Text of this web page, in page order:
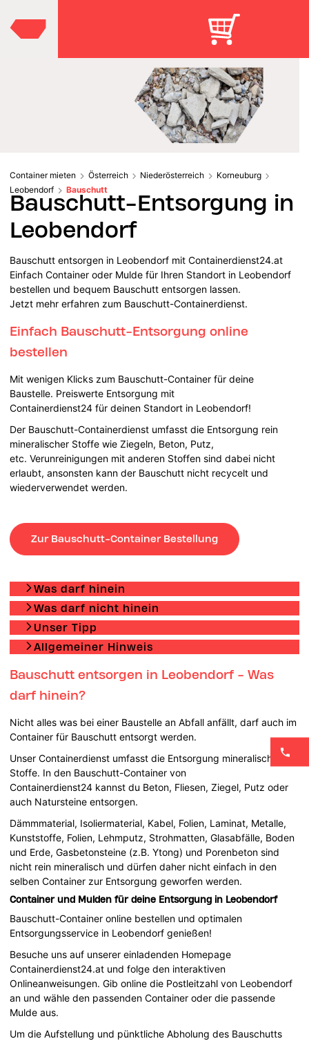
Container mieten Österreich Niederösterreich
Korneuburg
Leobendorf
Bauschutt
Bauschutt-Entsorgung in
Leobendorf
Bauschutt entsorgen in Leobendorf mit Containerdienst24.at
Einfach Container oder Mulde für Ihren Standort in Leobendorf
bestellen und bequem Bauschutt entsorgen lassen.
Jetzt mehr erfahren zum Bauschutt-Containerdienst.
Einfach Bauschutt-Entsorgung online
bestellen
Mit wenigen Klicks zum Bauschutt-Container für deine
Baustelle. Preiswerte Entsorgung mit
Containerdienst24 für deinen Standort in Leobendorf!
Der Bauschutt-Containerdienst umfasst die Entsorgung rein
mineralischer Stoffe wie Ziegeln, Beton, Putz,
etc. Verunreinigungen mit anderen Stoffen sind dabei nicht
erlaubt, ansonsten kann der Bauschutt nicht recycelt und
wiederverwendet werden.
Zur Bauschutt-Container Bestellung
Was darf hinein
Was darf nicht hinein
Unser Tipp
Allgemeiner Hinweis
Bauschutt entsorgen in Leobendorf - Was
darf hinein?
Nicht alles was bei einer Baustelle an Abfall anfällt, darf auch im
Container für Bauschutt entsorgt werden.
Unser Containerdienst umfasst die Entsorgung mineralischer
Stoffe. In den Bauschutt-Container von
Containerdienst24 kannst du Beton, Fliesen, Ziegel, Putz oder
auch Natursteine entsorgen.
Dämmmaterial, Isoliermaterial, Kabel, Folien, Laminat, Metalle,
Kunststoffe, Folien, Lehmputz, Strohmatten, Glasabfälle, Boden
und Erde, Gasbetonsteine (z.B. Ytong) und Porenbeton sind
nicht rein mineralisch und dürfen daher nicht einfach in den
selben Container zur Entsorgung geworfen werden.
Container und Mulden für deine Entsorgung in Leobendorf
Bauschutt-Container online bestellen und optimalen
Entsorgungsservice in Leobendorf genießen!
Besuche uns auf unserer einladenden Homepage
Containerdienst24.at und folge den interaktiven
Onlineanweisungen. Gib online die Postleitzahl von Leobendorf
an und wähle den passenden Container oder die passende
Mulde aus.
Um die Aufstellung und pünktliche Abholung des Bauschutts